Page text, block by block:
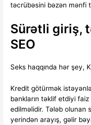
təcrübəsini bəzən mənfi
Sürətli giriş,
SEO
Seks haqqında hər şey,
Kredit götürmək
bankların təklif etdiyi
edilməlidir. Tələb olunan
yerindən arayış, gəlir